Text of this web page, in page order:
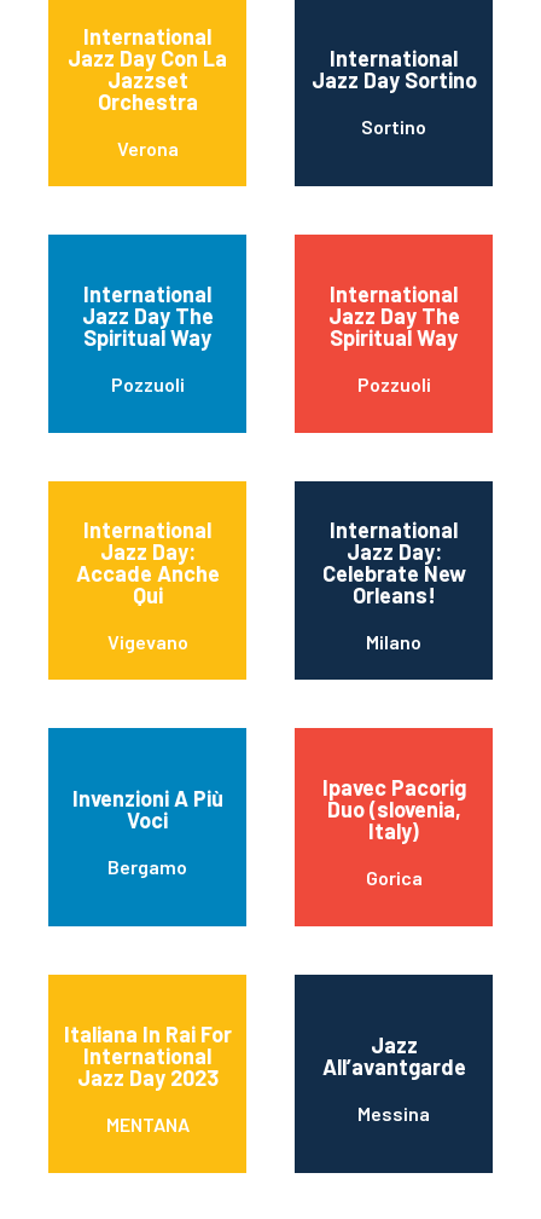
International
Jazz Day Con La
Jazzset
Orchestra
Verona
International
Jazz Day Sortino
Sortino
International
Jazz Day The
Spiritual Way
Pozzuoli
International
Jazz Day The
Spiritual Way
Pozzuoli
International
Jazz Day:
Accade Anche
Qui
Vigevano
International
Jazz Day:
Celebrate New
Orleans!
Milano
Invenzioni A Più
Voci
Bergamo
Ipavec Pacorig
Duo (slovenia,
Italy)
Gorica
Italiana In Rai For
International
Jazz Day 2023
MENTANA
Jazz
All’avantgarde
Messina